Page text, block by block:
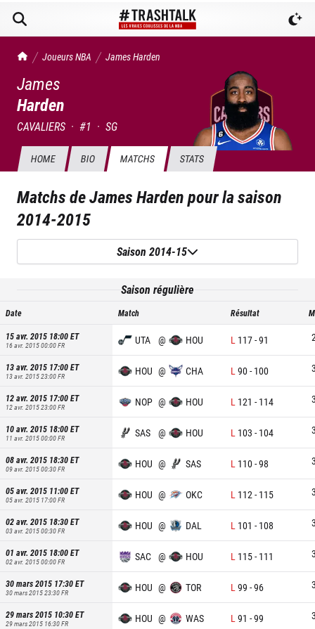
TrashTalk Actu NBA
Joueurs NBA JamesHarden
James
Harden
CAVALIERS · #1 · SG
HOME BIO MATCHS STATS
Matchs deJames Hardenpour la saison
2014-2015
Saison 2014-15
Saison régulière
Date Match Résultat
15 avr. 2015 18:00ET
16 avr. 2015 00:00FR UTA @ HOU L 117-91
13 avr. 2015 17:00ET
13 avr. 2015 23:00FR HOU @ CHA L 90- 100
12 avr. 2015 17:00ET
12 avr. 2015 23:00FR NOP @ HOU L 121 - 114
10 avr. 2015 18:00ET
11 avr. 2015 00:00FR SAS @ HOU L 103 - 104
08 avr. 2015 18:30ET
09 avr. 2015 00:30FR HOU @ SAS L 110-98
05 avr. 2015 11:00ET
05 avr. 2015 17:00FR HOU @ OKC L 112 - 115
02 avr. 2015 18:30ET
03 avr. 2015 00:30FR HOU @ DAL L 101 - 108
01 avr. 2015 18:00ET
02 avr. 2015 00:00FR SAC @ HOU L 115- 111
30 mars 2015 17:30ET
30 mars 2015 23:30FR HOU @ TOR L 99 -96
29 mars 2015 10:30ET
29 mars 2015 16:30FR HOU @ WAS L 91 -99